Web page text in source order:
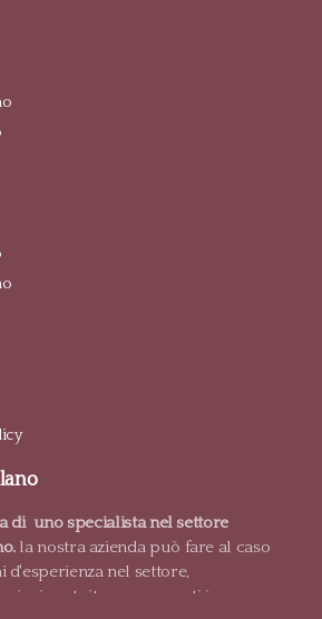
di uno specialista nel settore
la nostra azienda può fare al caso
d'esperienza nel settore,
gratuite e pagamenti in